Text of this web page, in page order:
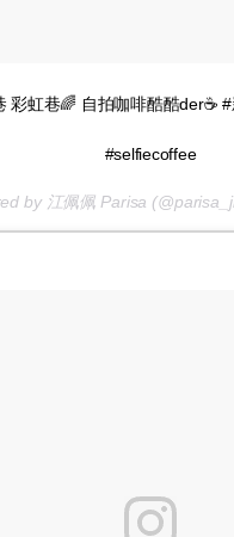
彩虹巷🌈 自拍咖啡酷酷der☕️
#selfiecoffee
by 江佩佩 Parisa